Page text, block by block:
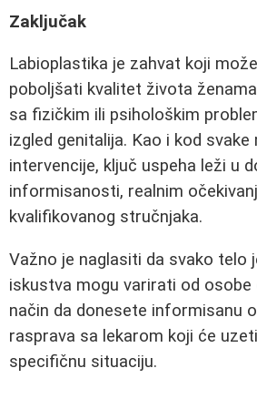
Zaključak
Labioplastika je zahvat koji
poboljšati kvalitet života
sa fizičkim ili psihološkim
izgled genitalija. Kao i kod svake
intervencije, ključ uspeha leži u
informisanosti, realnim
kvalifikovanog stručnjaka.
Važno je naglasiti da svako telo
iskustva mogu varirati od osobe
način da donesete informisanu
rasprava sa lekarom koji će
specifičnu situaciju.